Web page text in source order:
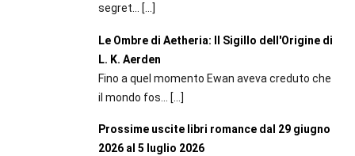
segret...
[…]
Le Ombre di Aetheria: Il Sigillo dell'Origine di
L. K. Aerden
Fino a quel momento Ewan aveva creduto che
il mondo fos...
[…]
Prossime uscite libri romance dal 29 giugno
2026 al 5 luglio 2026